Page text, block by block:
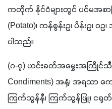
ကတိုက် နိုင်ငံများတွင် ပင်မအစာ
(Potato)၊ ကန်စွန်းဥ၊ ပိန်းဥ
ပါသည်။
(ဂ-၇) ဟင်းခတ်အမွှေးအကြိုင်သီးနှံ
Condiments) အနံ့၊ အရသာ
ကြက်သွန်နီ၊ ကြက်သွန်ဖြူ၊ ငရုတ်၊